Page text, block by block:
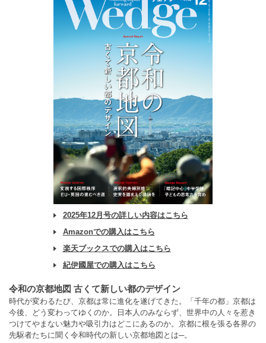
2025年12月号の詳しい内容はこちら
Amazonでの購入はこちら
楽天ブックスでの購入はこちら
紀伊國屋での購入はこちら
令和の京都地図 古くて新しい都のデザイン
時代が変わるたび、京都は常に進化を遂げてきた。「千年の都」京都は
今後、どう変わってゆくのか。日本人のみならず、世界中の人々を惹き
つけてやまない魅力や吸引力はどこにあるのか。京都に根を張る各界の
先駆者たちに聞く令和時代の新しい京都地図とは─。